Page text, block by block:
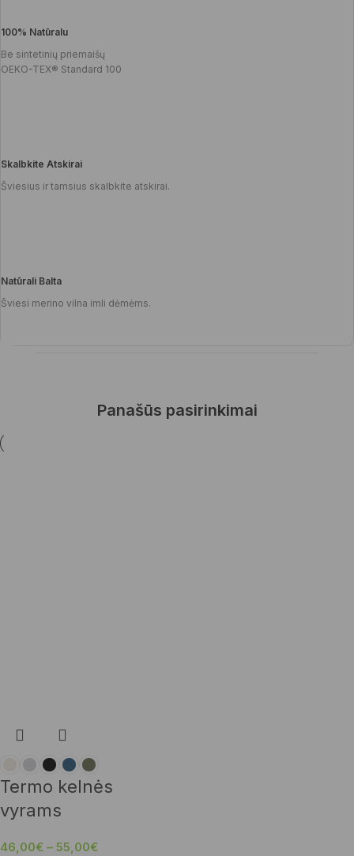
100% Natūralu
Be sintetinių priemaišų
OEKO-TEX® Standard 100
Skalbkite Atskirai
Šviesius ir tamsius skalbkite atskirai.
Natūrali Balta
Šviesi merino vilna imli dėmėms.
Panašūs pasirinkimai
Termo kelnės
vyrams
46,00€ – 55,00€